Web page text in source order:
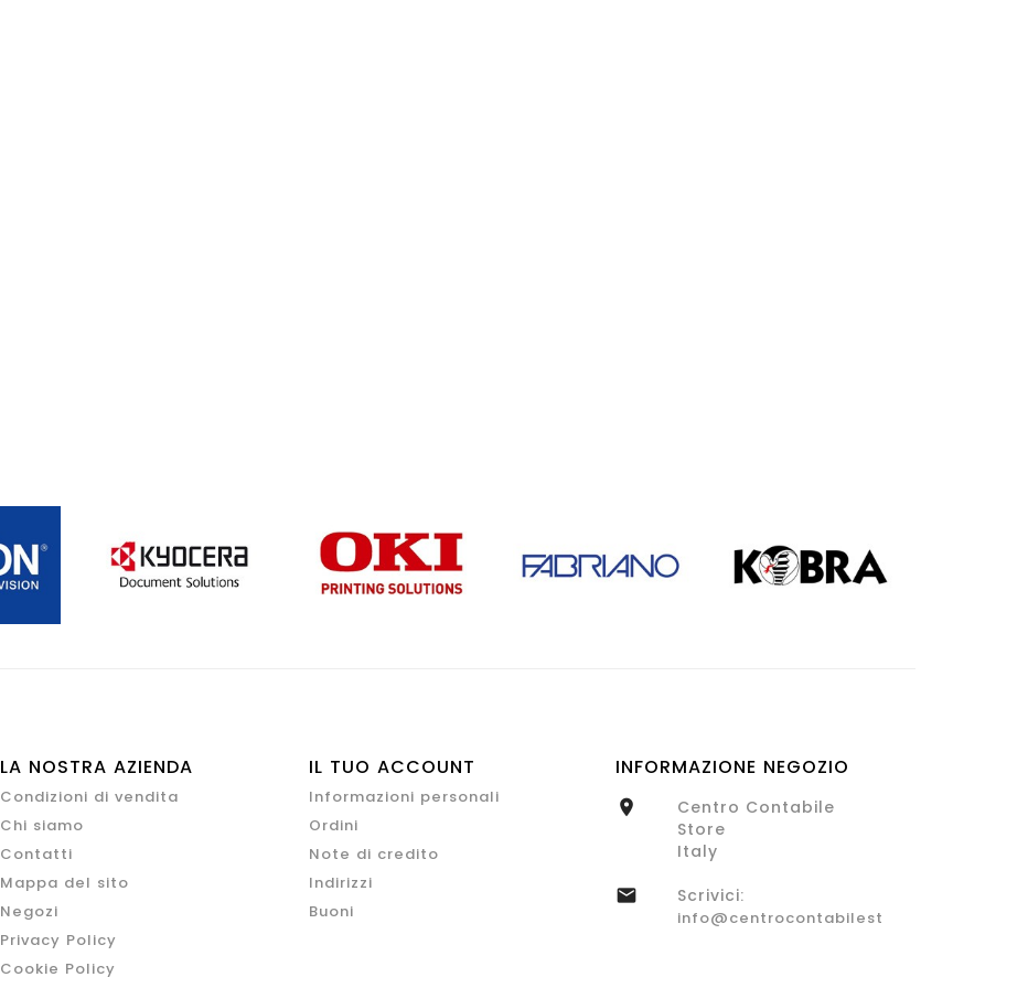
LA NOSTRA AZIENDA
Condizioni di vendita
Chi siamo
Contatti
Mappa del sito
Negozi
Privacy Policy
Cookie Policy
IL TUO ACCOUNT
Informazioni personali
Ordini
Note di credito
Indirizzi
Buoni
INFORMAZIONE NEGOZIO

Centro Contabile
Store
Italy
 Scrivici:
info@centrocontabilestore.com